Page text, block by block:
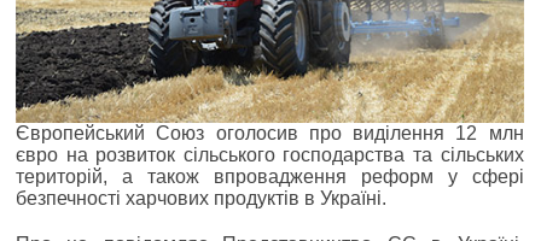
Європейський Союз оголосив про виділення 12 млн
євро на розвиток сільського господарства та сільських
територій, а також впровадження реформ у сфері
безпечності харчових продуктів в Україні.